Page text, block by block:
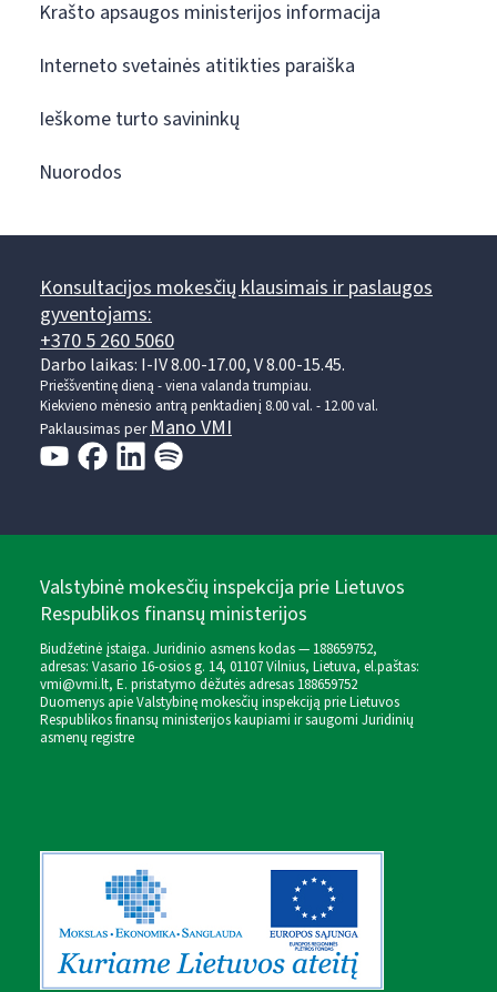
Krašto apsaugos ministerijos informacija
Interneto svetainės atitikties paraiška
Ieškome turto savininkų
Nuorodos
Konsultacijos mokesčių klausimais ir paslaugos
gyventojams:
+370 5 260 5060
Darbo laikas: I-IV 8.00-17.00, V 8.00-15.45.
Prieššventinę dieną - viena valanda trumpiau.
Kiekvieno mėnesio antrą penktadienį 8.00 val. - 12.00 val.
Paklausimas perMano VMI
Valstybinė mokesčių inspekcija prie Lietuvos
Respublikos finansų ministerijos
Biudžetinė įstaiga. Juridinio asmens kodas — 188659752,
adresas: Vasario 16-osios g. 14, 01107 Vilnius, Lietuva, el.paštas:
vmi@vmi.lt, E. pristatymo dėžutės adresas 188659752
Duomenys apie Valstybinę mokesčių inspekciją prie Lietuvos
Respublikos finansų ministerijos kaupiami ir saugomi Juridinių
asmenų registre